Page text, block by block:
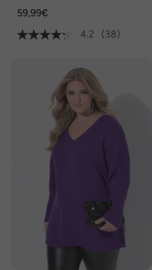
Langarm
59,99€
4.2
(38)